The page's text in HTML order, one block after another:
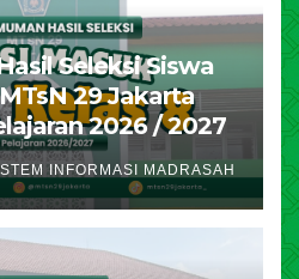
Seleksi Siswa
29 Jakarta
2026 / 2027
INFORMASI MADRASAH